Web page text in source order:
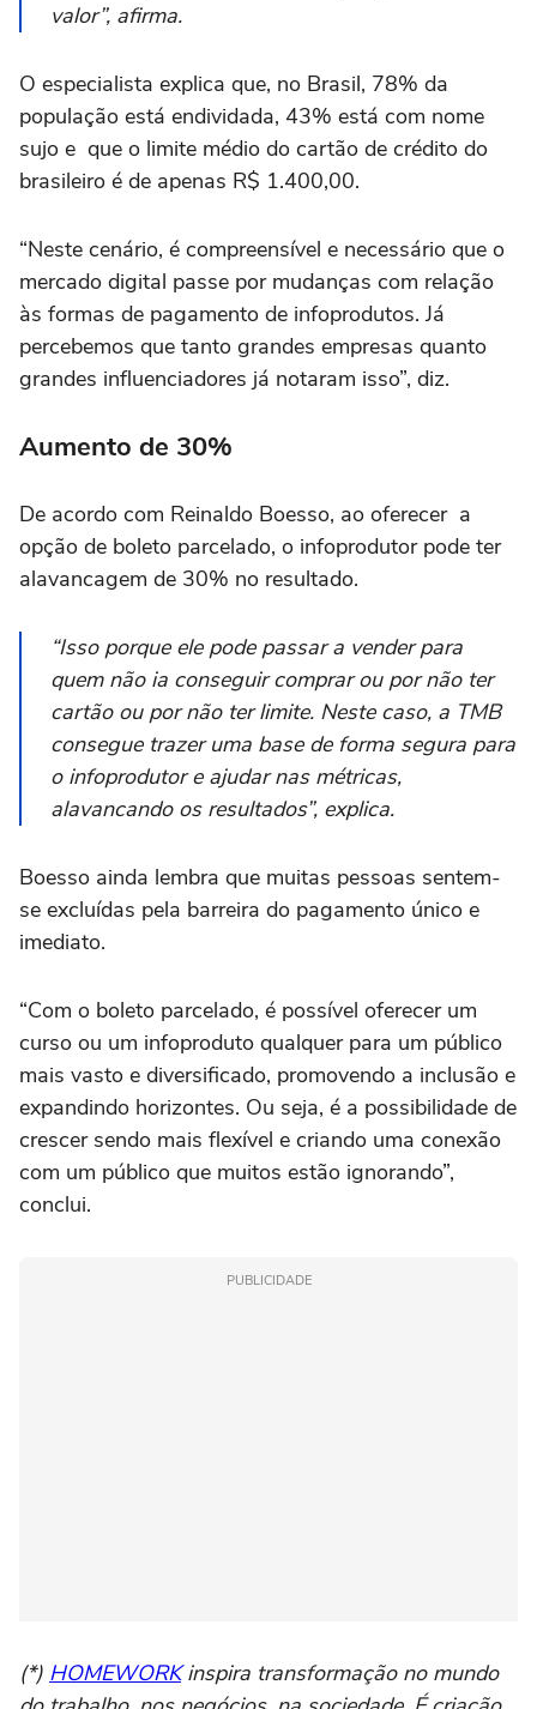
valor”, afirma.
O especialista explica que, no Brasil, 78% da
população está endividada, 43% está com nome
sujo e que o limite médio do cartão de crédito do
brasileiro é de apenas R$ 1.400,00.
“Neste cenário, é compreensível e necessário que o
mercado digital passe por mudanças com relação
às formas de pagamento de infoprodutos. Já
percebemos que tanto grandes empresas quanto
grandes influenciadores já notaram isso”, diz.
Aumento de 30%
De acordo com Reinaldo Boesso, ao oferecer a
opção de boleto parcelado, o infoprodutor pode ter
alavancagem de 30% no resultado.
“Isso porque ele pode passar a vender para
quem não ia conseguir comprar ou por não ter
cartão ou por não ter limite. Neste caso, a TMB
consegue trazer uma base de forma segura para
o infoprodutor e ajudar nas métricas,
alavancando os resultados”, explica.
Boesso ainda lembra que muitas pessoas sentem-
se excluídas pela barreira do pagamento único e
imediato.
“Com o boleto parcelado, é possível oferecer um
curso ou um infoproduto qualquer para um público
mais vasto e diversificado, promovendo a inclusão e
expandindo horizontes. Ou seja, é a possibilidade de
crescer sendo mais flexível e criando uma conexão
com um público que muitos estão ignorando”,
conclui.
PUBLICIDADE
(*) HOMEWORKinspira transformação no mundo